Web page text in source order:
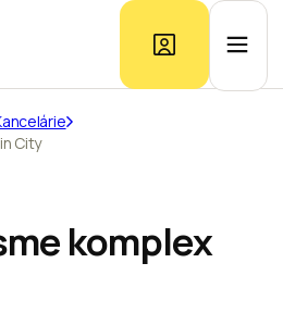
Prieskum trhu
City
komplex